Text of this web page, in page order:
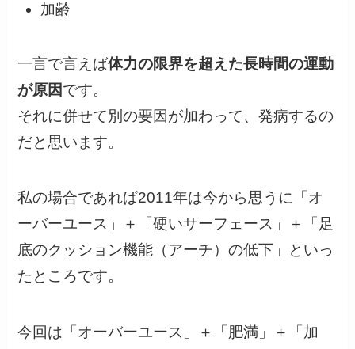
加齢
一言で言えば体力の限界を超えた長時間の運動
が原因です。
それに併せて別の要因が加わって、発病するの
だと思います。
私の場合であれば2011年は今から思うに「オ
ーバーユース」＋「硬いサーフェース」＋「足
底のクッション機能（アーチ）の低下」といっ
たところです。
今回は「オーバーユース」＋「肥満」＋「加